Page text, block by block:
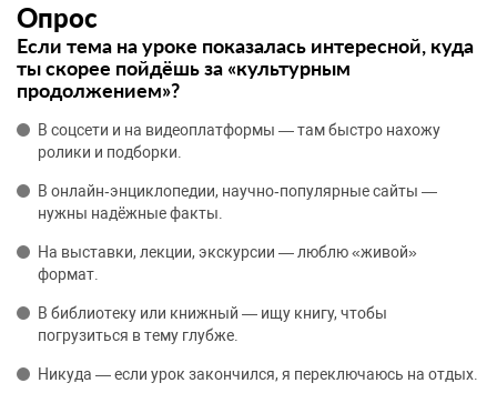
Опрос
Если тема на уроке показалась интересной, куда
ты скорее пойдёшь за «культурным
продолжением»?
В соцсети и на видеоплатформы — там быстро нахожу
ролики и подборки.
В онлайн‑энциклопедии, научно‑популярные сайты —
нужны надёжные факты.
На выставки, лекции, экскурсии — люблю «живой»
формат.
В библиотеку или книжный — ищу книгу, чтобы
погрузиться в тему глубже.
Никуда — если урок закончился, я переключаюсь на отдых.